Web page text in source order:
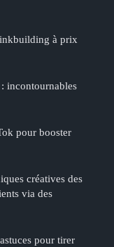
à prix
incontournables
pour booster
créatives des
via des
pour tirer